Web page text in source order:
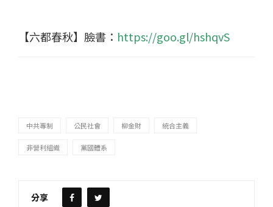
【六都春秋】臉書： https://goo.gl/hshqvS
中共專制 公民社會 柳金財 統合主義
非營利組織 黨國體系
分享